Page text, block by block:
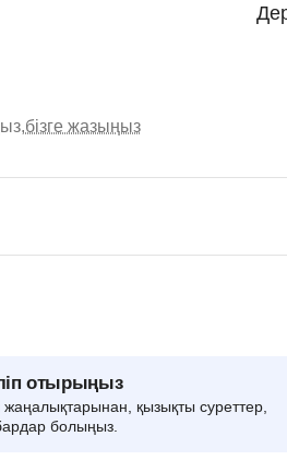
бізге жазыңыз
отырыңыз
жаңалықтарынан, қызықты суреттер,
болыңыз.